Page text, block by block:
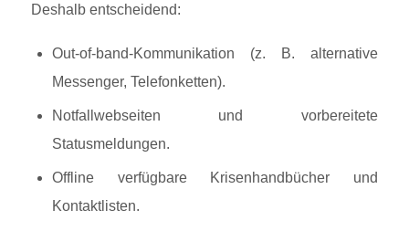
Deshalb entscheidend:
Out-of-band-Kommunikation (z. B. alternative
Messenger, Telefonketten).
Notfallwebseiten und vorbereitete
Statusmeldungen.
Offline verfügbare Krisenhandbücher und
Kontaktlisten.